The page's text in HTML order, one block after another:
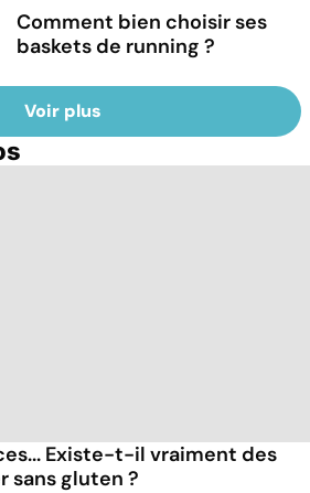
Comment bien choisir ses
baskets de running ?
Voir plus
Existe-t-il vraiment des
sans gluten ?